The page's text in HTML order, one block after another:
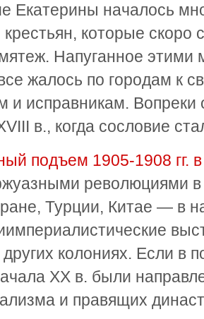
Екатерины началось
которые скоро
Напуганное
жалось по городам к
и исправникам.
в., когда сословие
подъем 1905-1908 гг.
революциями
Турции, Китае — в
колониях. Если в
XX в. были
и правящих